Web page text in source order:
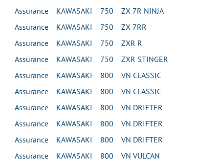
Assurance KAWASAKI 750 ZX 7R NINJA
Assurance KAWASAKI 750 ZX 7RR
Assurance KAWASAKI 750 ZXR R
Assurance KAWASAKI 750 ZXR STINGER
Assurance KAWASAKI 800 VN CLASSIC
Assurance KAWASAKI 800 VN CLASSIC
Assurance KAWASAKI 800 VN DRIFTER
Assurance KAWASAKI 800 VN DRIFTER
Assurance KAWASAKI 800 VN DRIFTER
Assurance KAWASAKI 800 VN VULCAN